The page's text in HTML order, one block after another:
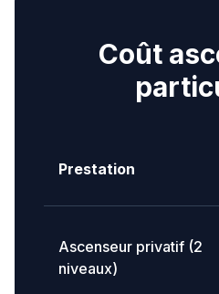
Coût
Prestation
Ascenseur privatif (2
niveaux)